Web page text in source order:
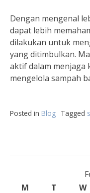
Dengan mengenal
dapat lebih
dilakukan untuk
yang ditimbulkan.
aktif dalam menjaga
mengelola sampah
Posted in Blog Tagged
M
T W